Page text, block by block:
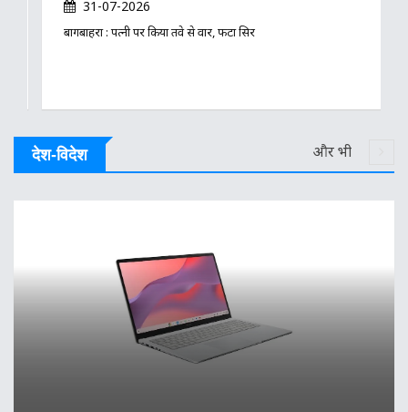
31-07-2026
बागबाहरा : पत्नी पर किया तवे से वार, फटा सिर
देश-विदेश और भी